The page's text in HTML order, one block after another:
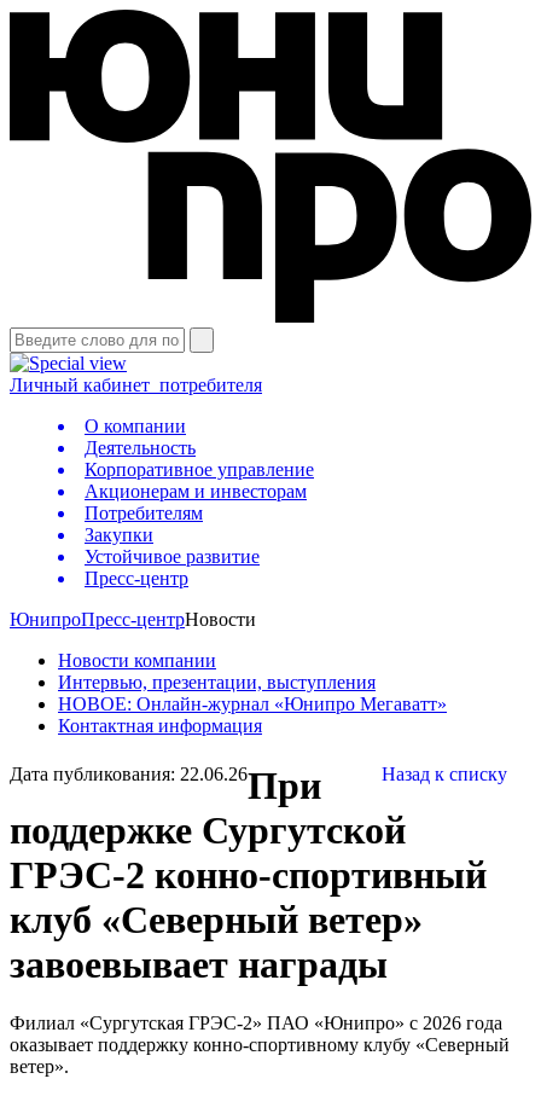
Личный кабинет потребителя
О компании
Деятельность
Корпоративное управление
Акционерам и инвесторам
Потребителям
Закупки
Устойчивое развитие
Пресс-центр
ЮнипроПресс-центрНовости
Новости компании
Интервью, презентации, выступления
НОВОЕ: Онлайн-журнал «Юнипро Мегаватт»
Контактная информация
Дата публикования: 22.06.26 Назад к списку
При
поддержке Сургутской
ГРЭС-2 конно-спортивный
клуб «Северный ветер»
завоевывает награды
Филиал «Сургутская ГРЭС-2» ПАО «Юнипро» с 2026 года
оказывает поддержку конно-спортивному клубу «Северный
ветер».